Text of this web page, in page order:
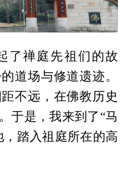
了禅庭先祖们的故
道场与修道遗迹。
不远，在佛教历史
于是，我来到了“马
踏入祖庭所在的高